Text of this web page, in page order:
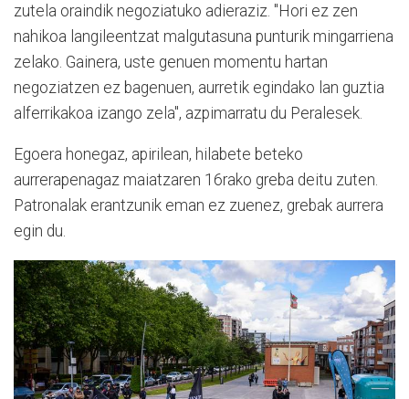
zutela oraindik negoziatuko adieraziz. "Hori ez zen
nahikoa langileentzat malgutasuna punturik mingarriena
zelako. Gainera, uste genuen momentu hartan
negoziatzen ez bagenuen, aurretik egindako lan guztia
alferrikakoa izango zela", azpimarratu du Peralesek.
Egoera honegaz, apirilean, hilabete beteko
aurrerapenagaz maiatzaren 16rako greba deitu zuten.
Patronalak erantzunik eman ez zuenez, grebak aurrera
egin du.